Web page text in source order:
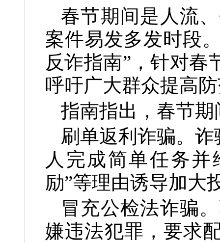
春节期间是人流
案件易发多发时段
反诈指南”，针对春
呼吁广大群众提高
指南指出，春节
刷单返利诈骗。
人完成简单任务
励”等理由诱导加大
冒充公检法诈骗
嫌违法犯罪，要求